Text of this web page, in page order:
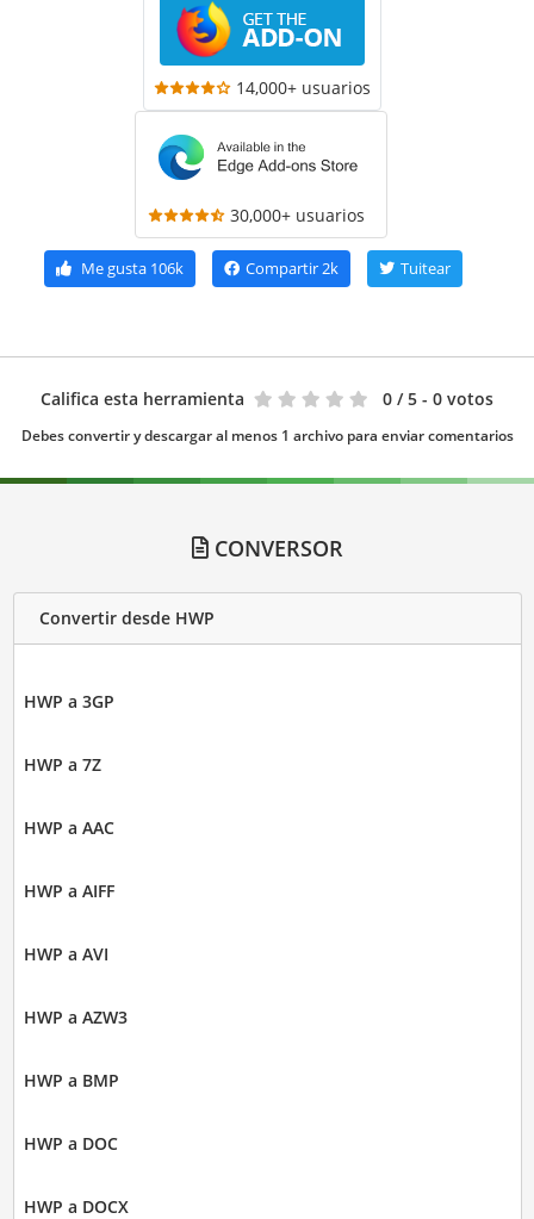
14,000+ usuarios
30,000+ usuarios
Me gusta106k Compartir2k Tuitear
Califica esta herramienta 0 / 5 - 0 votos
Debes convertir y descargar al menos 1 archivo para enviar comentarios
CONVERSOR
Convertir desde HWP
HWP a 3GP
HWP a 7Z
HWP a AAC
HWP a AIFF
HWP a AVI
HWP a AZW3
HWP a BMP
HWP a DOC
HWP a DOCX